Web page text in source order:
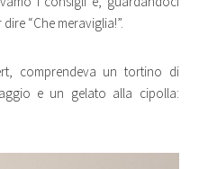
“Che meraviglia!”.
comprendeva un tortino di
e un gelato alla cipolla: